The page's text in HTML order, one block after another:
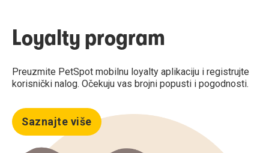
Loyalty program
Preuzmite PetSpot mobilnu loyalty aplikaciju i registrujte
korisnički nalog. Očekuju vas brojni popusti i pogodnosti.
Saznajte više